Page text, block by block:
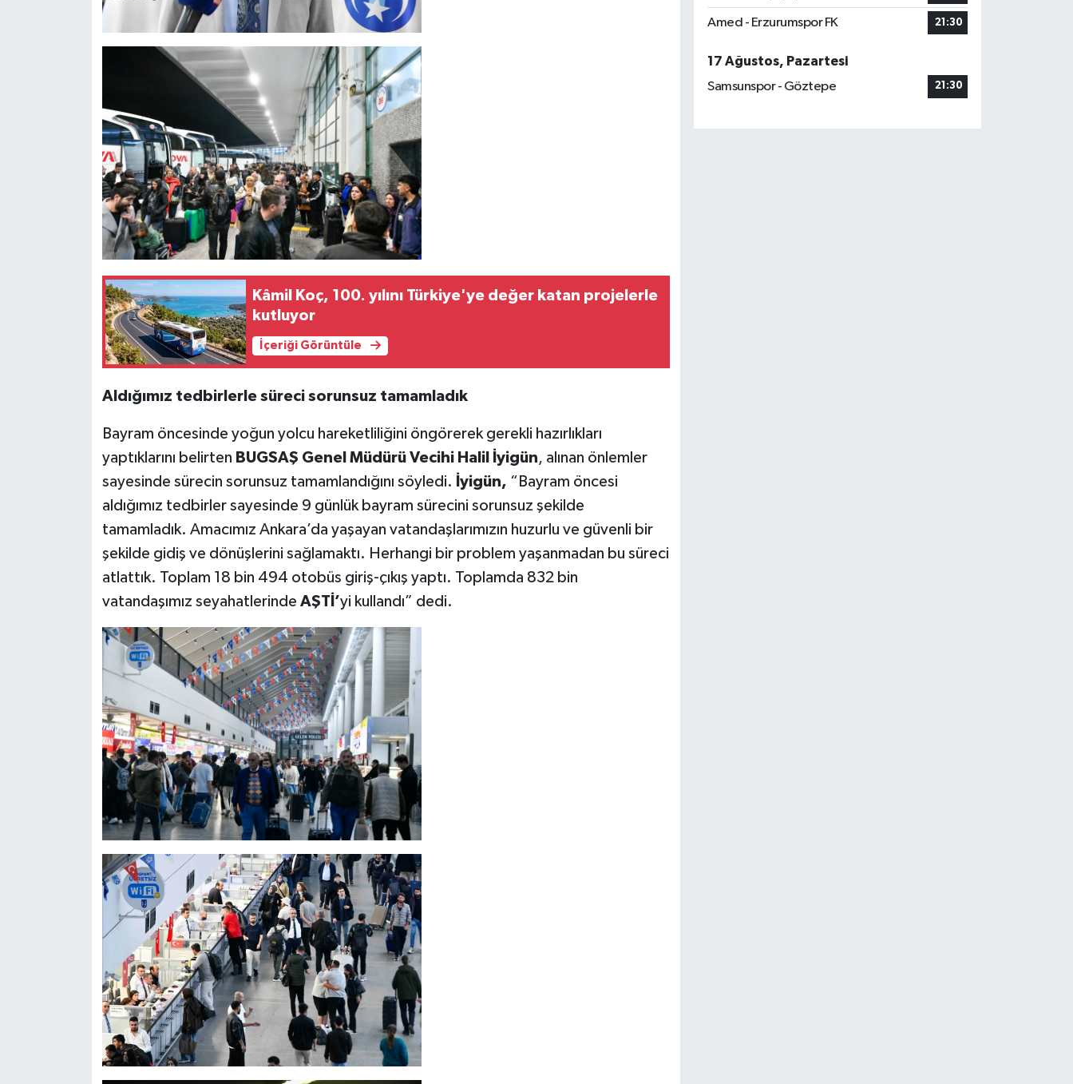
Kâmil Koç, 100. yılını Türkiye'ye değer katan projelerle
kutluyor
İçeriği Görüntüle
Aldığımız tedbirlerle süreci sorunsuz tamamladık
Bayram öncesinde yoğun yolcu hareketliliğini öngörerek gerekli hazırlıkları
yaptıklarını belirten BUGSAŞ Genel Müdürü Vecihi Halil İyigün, alınan önlemler
sayesinde sürecin sorunsuz tamamlandığını söyledi. İyigün, “Bayram öncesi
aldığımız tedbirler sayesinde 9 günlük bayram sürecini sorunsuz şekilde
tamamladık. Amacımız Ankara’da yaşayan vatandaşlarımızın huzurlu ve güvenli bir
şekilde gidiş ve dönüşlerini sağlamaktı. Herhangi bir problem yaşanmadan bu süreci
atlattık. Toplam 18 bin 494 otobüs giriş-çıkış yaptı. Toplamda 832 bin
vatandaşımız seyahatlerinde AŞTİ’yi kullandı” dedi.
Amed - Erzurumspor FK 21:30
17 Ağustos, Pazartesi
Samsunspor - Göztepe
21:30